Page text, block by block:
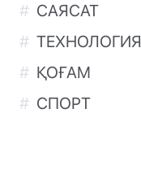
САЯСАТ
ТЕХНОЛОГИЯ
ҚОҒАМ
СПОРТ